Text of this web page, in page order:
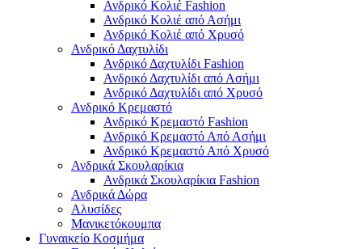
Ανδρικό Κολιέ Fashion
Ανδρικό Κολιέ από Ασήμι
Ανδρικό Κολιέ από Χρυσό
Ανδρικό Δαχτυλίδι
Ανδρικό Δαχτυλίδι Fashion
Ανδρικό Δαχτυλίδι από Ασήμι
Ανδρικό Δαχτυλίδι από Χρυσό
Ανδρικό Κρεμαστό
Ανδρικό Κρεμαστό Fashion
Ανδρικό Κρεμαστό Από Ασήμι
Ανδρικό Κρεμαστό Από Χρυσό
Ανδρικά Σκουλαρίκια
Ανδρικά Σκουλαρίκια Fashion
Ανδρικά Δώρα
Αλυσίδες
Μανικετόκουμπα
Γυναικείο Κοσμήμα